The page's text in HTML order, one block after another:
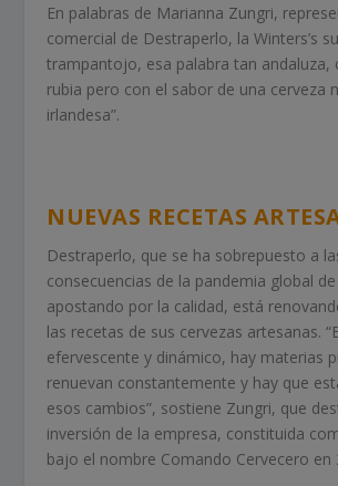
En palabras de Marianna Zungri,
comercial de Destraperlo, la Winters’s
trampantojo, esa palabra tan andaluza,
rubia pero con el sabor de una cerveza
irlandesa”.
NUEVAS RECETAS
Destraperlo, que se ha sobrepuesto a
consecuencias de la pandemia global
apostando por la calidad, está
las recetas de sus cervezas artesanas.
efervescente y dinámico, hay materias
renuevan constantemente y hay que
esos cambios”, sostiene Zungri, que
inversión de la empresa, constituida
bajo el nombre Comando Cervecero en